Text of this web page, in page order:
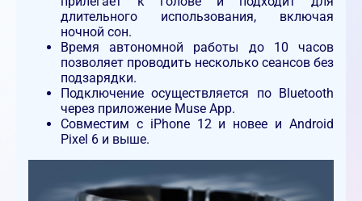
длительного использования, включая
ночной сон.
Время автономной работы до 10 часов
позволяет проводить несколько сеансов без
подзарядки.
Подключение осуществляется по Bluetooth
через приложение Muse App.
Совместим с iPhone 12 и новее и Android
Pixel 6 и выше.